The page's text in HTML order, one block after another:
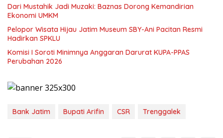
Dari Mustahik Jadi Muzaki: Baznas Dorong Kemandirian
Ekonomi UMKM
Pelopor Wisata Hijau Jatim Museum SBY-Ani Pacitan Resmi
Hadirkan SPKLU
Komisi I Soroti Minimnya Anggaran Darurat KUPA-PPAS
Perubahan 2026
Bank Jatim Bupati Arifin CSR Trenggalek